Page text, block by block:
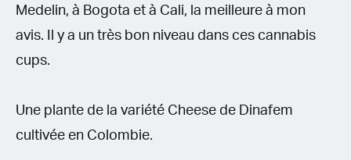
Medelin, à Bogota et à Cali, la meilleure à mon
avis. Il y a un très bon niveau dans ces cannabis
cups.
Une plante de la variété Cheese de Dinafem
cultivée en Colombie.